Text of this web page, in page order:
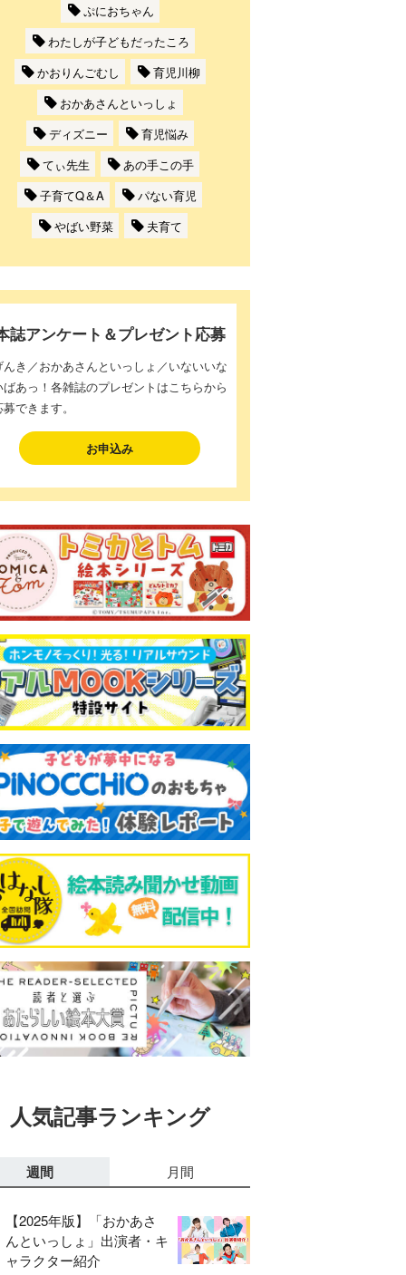
ぷにおちゃん
わたしが子どもだったころ
かおりんごむし
育児川柳
おかあさんといっしょ
ディズニー
育児悩み
てぃ先生
あの手この手
子育てQ＆A
パない育児
やばい野菜
夫育て
誌アンケート＆プレゼント応募
んき／おかあさんといっしょ／いないいな
ばあっ！各雑誌のプレゼントはこちらから
できます。
お申込み
人気記事ランキング
週間 月間
【2025年版】「おかあさ
んといっしょ」出演者・キ
ャラクター紹介